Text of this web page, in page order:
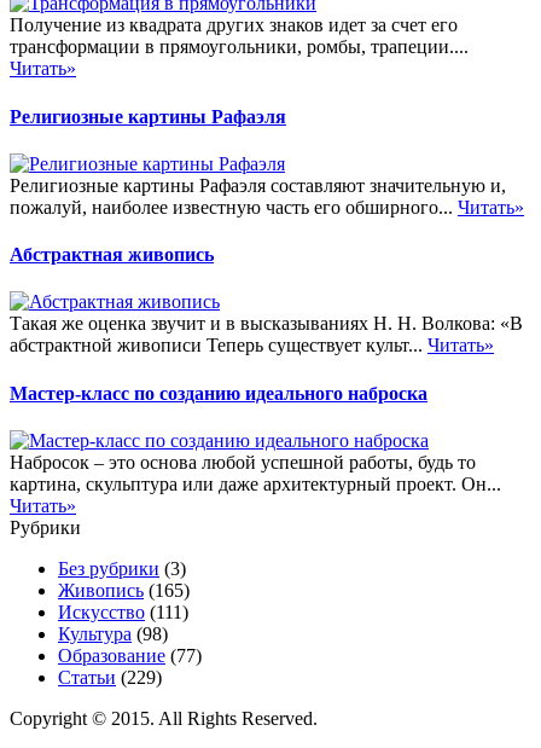
Получение из квадрата других знаков идет за счет его
трансформации в прямоугольники, ромбы, трапеции....
Читать»
Религиозные картины Рафаэля
Религиозные картины Рафаэля составляют значительную и,
пожалуй, наиболее известную часть его обширного... Читать»
Абстрактная живопись
Такая же оценка звучит и в высказываниях Н. Н. Волкова: «В
абстрактной живописи Теперь существует культ... Читать»
Мастер-класс по созданию идеального наброска
Набросок – это основа любой успешной работы, будь то
картина, скульптура или даже архитектурный проект. Он...
Читать»
Рубрики
Без рубрики (3)
Живопись (165)
Искусство (111)
Культура (98)
Образование (77)
Статьи (229)
Copyright © 2015. All Rights Reserved.